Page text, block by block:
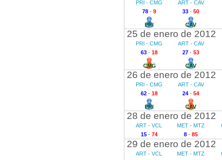
PRI - CMG
78- 9
PRI
ART - CAV
33 - 50
CAV
25 de enero de 2012
PRI - CMG
63- 18
CMG
ART - CAV
27 - 53
CAV
26 de enero de 2012
PRI - CMG
62- 18
PRI
ART - CAV
24 - 54
CAV
28 de enero de 2012
ART - VCL
15- 74
MET - MTZ
8 - 85
29 de enero de 2012
ART - VCL
MET - MTZ